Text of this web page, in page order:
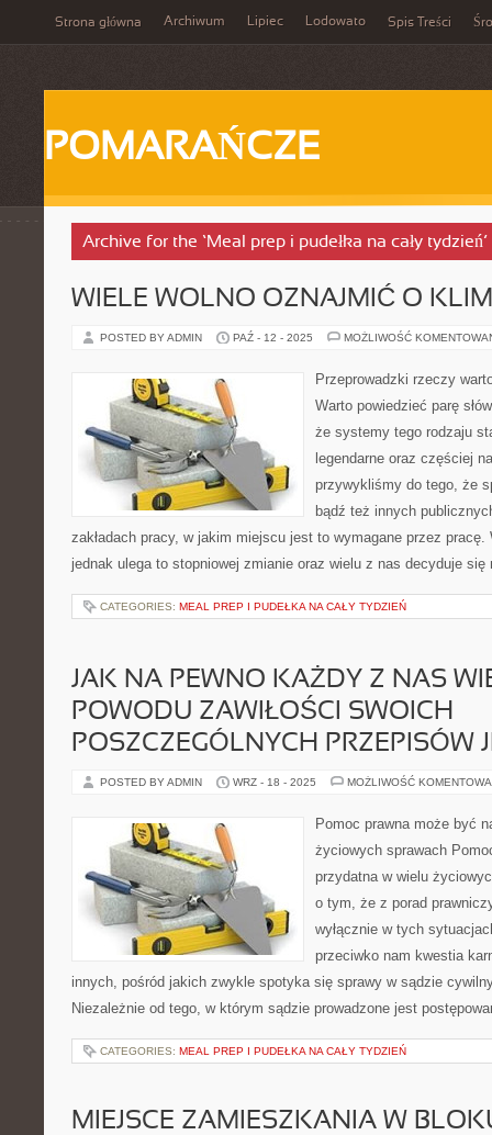
Strona główna Archiwum Lipiec Lodowato Spis Treści
POMARAŃCZE
Archive for the ‘Meal prep i pudełka na cały
WIELE WOLNO OZNAJMIĆ O
POSTED BY ADMIN PAŹ - 12 - 2025 MOŻLIWOŚĆ
Przeprowadzki rzeczy
Warto powiedzieć parę
że systemy tego rodzaju
legendarne oraz częściej
przywykliśmy do tego, że
bądź też innych
zakładach pracy, w jakim miejscu jest to wymagane przez pracę.
jednak ulega to stopniowej zmianie oraz wielu z nas decyduje
CATEGORIES: MEAL PREP I PUDEŁKA NA CAŁY TYDZIEŃ
JAK NA PEWNO KAŻDY Z NAS
POWODU ZAWIŁOŚCI SWOICH
POSZCZEGÓLNYCH PRZEPISÓW
POSTED BY ADMIN WRZ - 18 - 2025 MOŻLIWOŚĆ
Pomoc prawna może być
życiowych sprawach
przydatna w wielu
o tym, że z porad
wyłącznie w tych
przeciwko nam kwestia
innych, pośród jakich zwykle spotyka się sprawy w sądzie
Niezależnie od tego, w którym sądzie prowadzone jest
CATEGORIES: MEAL PREP I PUDEŁKA NA CAŁY TYDZIEŃ
MIEJSCE ZAMIESZKANIA W